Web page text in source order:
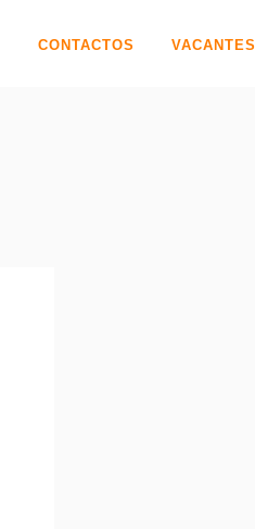
CONTACTOS VACANTES